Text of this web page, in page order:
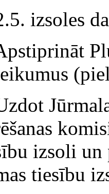
izsoles
izsoli un
tiesību